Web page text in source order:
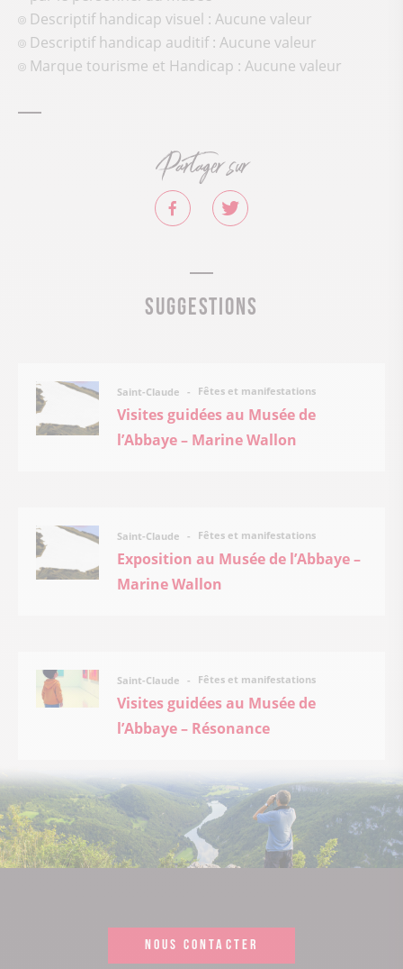
Descriptif handicap visuel : Aucune valeur
Descriptif handicap auditif : Aucune valeur
Marque tourisme et Handicap : Aucune valeur
Partager sur
Suggestions
Saint-Claude Fêtes et manifestations
Visites guidées au Musée de
l’Abbaye – Marine Wallon
Saint-Claude Fêtes et manifestations
Exposition au Musée de l’Abbaye –
Marine Wallon
Saint-Claude Fêtes et manifestations
Visites guidées au Musée de
l’Abbaye – Résonance
NOUS CONTACTER